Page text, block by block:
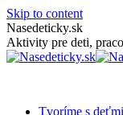
Skip to content
Nasedeticky.sk
Aktivity pre deti,
Tvoríme s deťmi